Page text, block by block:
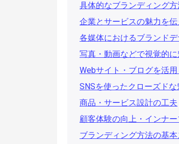
具体的なブランディング
企業とサービスの魅力を
各媒体におけるブランド
写真・動画などで視覚的
Webサイト・ブログを活
SNSを使ったクローズド
商品・サービス設計の工夫
顧客体験の向上・インナ
ブランディング方法の基